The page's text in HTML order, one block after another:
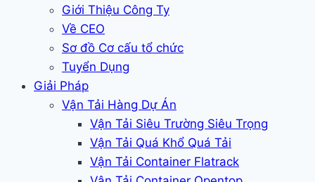
Giới Thiệu Công Ty
Về CEO
Sơ đồ Cơ cấu tổ chức
Tuyển Dụng
Giải Pháp
Vận Tải Hàng Dự Án
Vận Tải Siêu Trường Siêu Trọng
Vận Tải Quá Khổ Quá Tải
Vận Tải Container Flatrack